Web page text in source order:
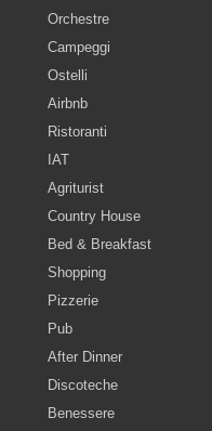
Orchestre
Campeggi
Ostelli
Airbnb
Ristoranti
IAT
Agriturist
Country House
Bed & Breakfast
Shopping
Pizzerie
Pub
After Dinner
Discoteche
Benessere